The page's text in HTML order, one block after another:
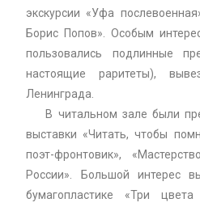
экскурсии «Уфа
Борис Попов». Особым
пользовались подлинные
настоящие раритеты),
Ленинграда.
В читальном зале были
выставки «Читать, чтобы
поэт-фронтовик»,
России». Большой интерес
бумагопластике «Три